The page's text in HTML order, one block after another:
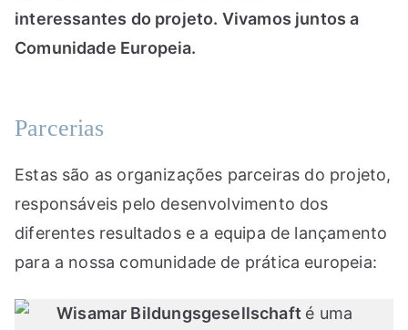
interessantes do projeto. Vivamos juntos a
Comunidade Europeia.
Parcerias
Estas são as organizações parceiras do projeto,
responsáveis pelo desenvolvimento dos
diferentes resultados e a equipa de lançamento
para a nossa comunidade de prática europeia:
Wisamar Bildungsgesellschaft é uma